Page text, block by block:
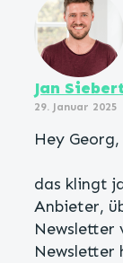
Jan
29. Januar 2025
Hey Georg,
das klingt
Anbieter,
Newsletter
Newsletter